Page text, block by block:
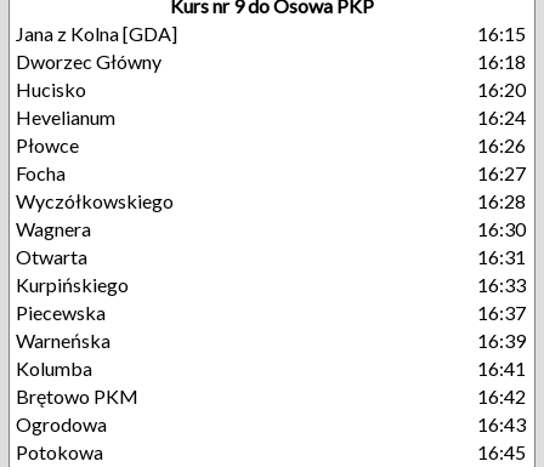
Kurs nr 9 do Osowa PKP
Jana z Kolna [GDA]
16:15
Dworzec Główny
16:18
Hucisko
16:20
Hevelianum
16:24
Płowce
16:26
Focha
16:27
Wyczółkowskiego
16:28
Wagnera
16:30
Otwarta
16:31
Kurpińskiego
16:33
Piecewska
16:37
Warneńska
16:39
Kolumba
16:41
Brętowo PKM
16:42
Ogrodowa
16:43
Potokowa
16:45